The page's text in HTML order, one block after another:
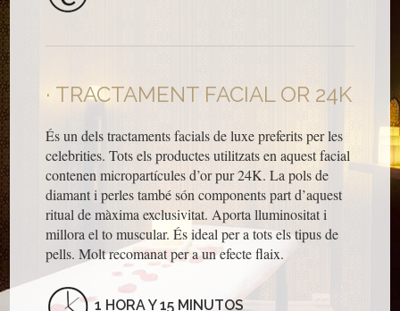
TRACTAMENT FACIAL OR 24K
És un dels tractaments facials de luxe preferits per les
celebrities. Tots els productes utilitzats en aquest facial
contenen micropartícules d’or pur 24K. La pols de
diamant i perles també són components part d’aquest
ritual de màxima exclusivitat. Aporta lluminositat i
millora el to muscular. És ideal per a tots els tipus de
pells. Molt recomanat per a un efecte flaix.
1 HORA Y 15 MINUTOS